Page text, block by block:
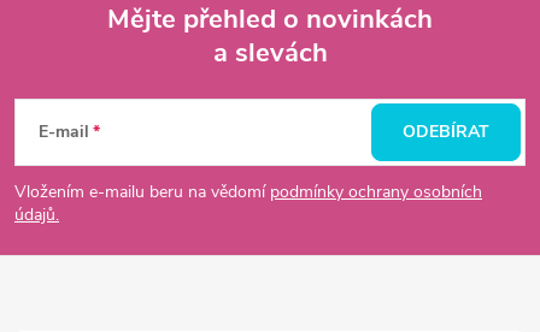
p
a
Mějte přehled o novinkách
a slevách
E-mail
Vložením e-mailu beru na vědomí podmínky ochrany osobních
údajů.
ODEBÍRAT